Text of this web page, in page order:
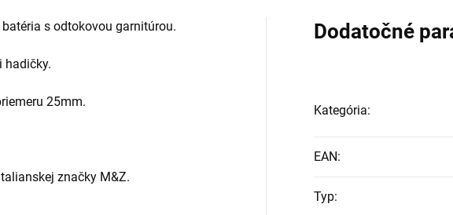
s odtokovou garnitúrou.
hadičky.
25mm.
značky M&Z.
Dodatočné
Kategória:
EAN:
Typ: